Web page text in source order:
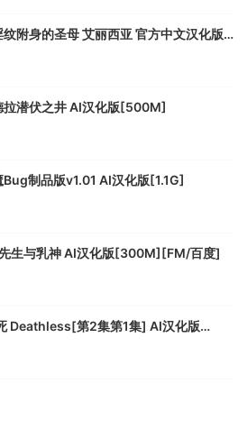
附身的圣母 艾丽西亚 官方中文汉化版
潜伏之井 AI汉化版[500M]
制品版v1.01 AI汉化版[1.1G]
生与乳神 AI汉化版[300M][FM/百度]
Deathless[第2集第1集] AI汉化版